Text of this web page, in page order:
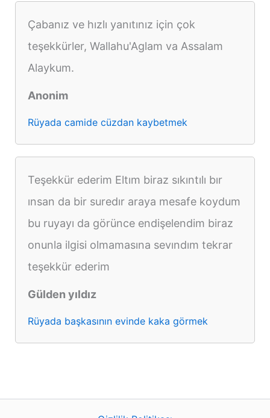
Çabanız ve hızlı yanıtınız için çok
teşekkürler, Wallahu'Aglam va Assalam
Alaykum.
Anonim
Rüyada camide cüzdan kaybetmek
Teşekkür ederim Eltım biraz sıkıntılı bır
ınsan da bir suredır araya mesafe koydum
bu ruyayı da görünce endişelendim biraz
onunla ilgisi olmamasına sevındım tekrar
teşekkür ederim
Gülden yıldız
Rüyada başkasının evinde kaka görmek